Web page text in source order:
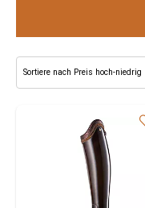
Geschlecht